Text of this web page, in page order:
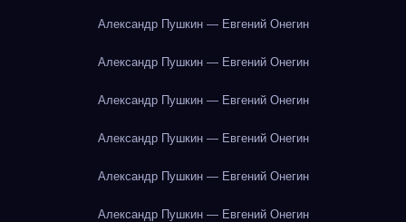
Александр Пушкин — Евгений Онегин
Александр Пушкин — Евгений Онегин
Александр Пушкин — Евгений Онегин
Александр Пушкин — Евгений Онегин
Александр Пушкин — Евгений Онегин
Александр Пушкин — Евгений Онегин